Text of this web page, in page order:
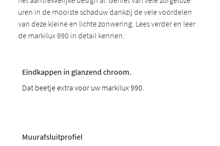
uren in de mooiste schaduw dankzij de vele voordelen
van deze kleine en lichte zonwering. Lees verder en leer
de markilux 990 in detail kennen.
Eindkappen in glanzend chroom.
Dat beetje extra voor uw markilux 990.
Muurafsluitprofiel